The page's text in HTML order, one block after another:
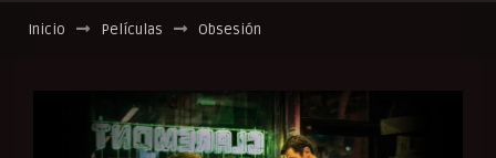
Inicio Películas Obsesión